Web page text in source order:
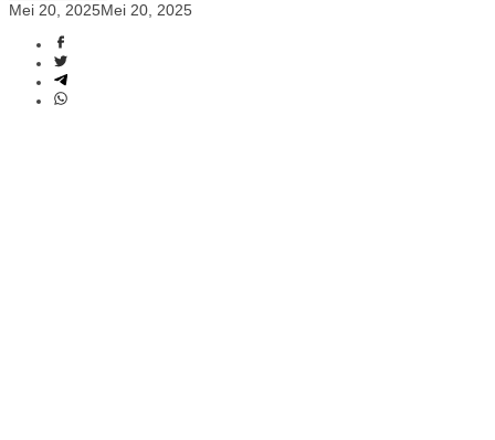
Mei 20, 2025Mei 20, 2025